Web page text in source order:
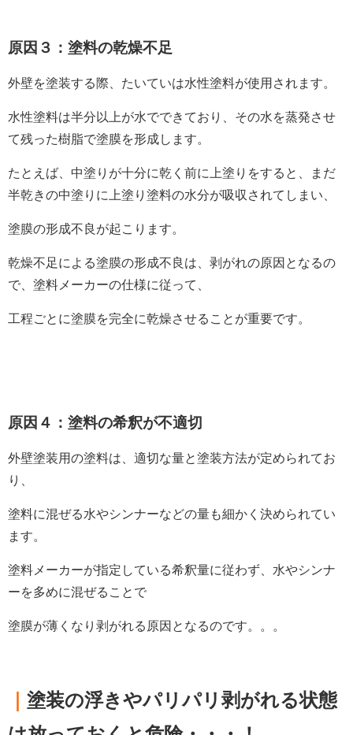
原因３：塗料の乾燥不足
外壁を塗装する際、たいていは水性塗料が使用されます。
水性塗料は半分以上が水でできており、その水を蒸発させ
て残った樹脂で塗膜を形成します。
たとえば、中塗りが十分に乾く前に上塗りをすると、まだ
半乾きの中塗りに上塗り塗料の水分が吸収されてしまい、
塗膜の形成不良が起こります。
乾燥不足による塗膜の形成不良は、剥がれの原因となるの
で、塗料メーカーの仕様に従って、
工程ごとに塗膜を完全に乾燥させることが重要です。
原因４：塗料の希釈が不適切
外壁塗装用の塗料は、適切な量と塗装方法が定められてお
り、
塗料に混ぜる水やシンナーなどの量も細かく決められてい
ます。
塗料メーカーが指定している希釈量に従わず、水やシンナ
ーを多めに混ぜることで
塗膜が薄くなり剥がれる原因となるのです。。。
塗装の浮きやパリパリ剥がれる状態